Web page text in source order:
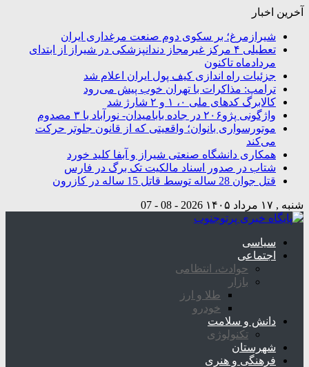
آخرین اخبار
شیرازمرغ؛ بر سکوی دوم صنعت مرغداری ایران
تعطیلی ۴ مرکز غیرمجاز دندانپزشکی در شیراز از ابتدای
مردادماه تاکنون
جزئیات راه اندازی کیف پول ایران اعلام شد
ترامپ: مذاکرات با تهران خوب پیش می‌رود
کالابرگ کدهای ملی ۰، ۱ و ۲ شارژ شد
واژگونی پژو۲۰۶ در جاده بابامیدان- نورآباد با ۳ مصدوم
موتورسواری بانوان؛ واقعیتی که از قانون جلوتر حرکت
می‌کند
همکاری دانشگاه صنعتی شیراز و آبفا کلید خورد
شتاب در صدور اسناد مالکیت تک برگ در فارس
قتل جوان 28 ساله توسط قاتل 15 ساله در کازرون
شنبه , ۱۷ مرداد ۱۴۰۵ 2026 - 08 - 07
سیاسی
اجتماعی
حوادث، انتظامی
بازار
طلا و ارز
خودرو
دانش و سلامت
تکنولوژی
شهرستان
فرهنگی و هنری